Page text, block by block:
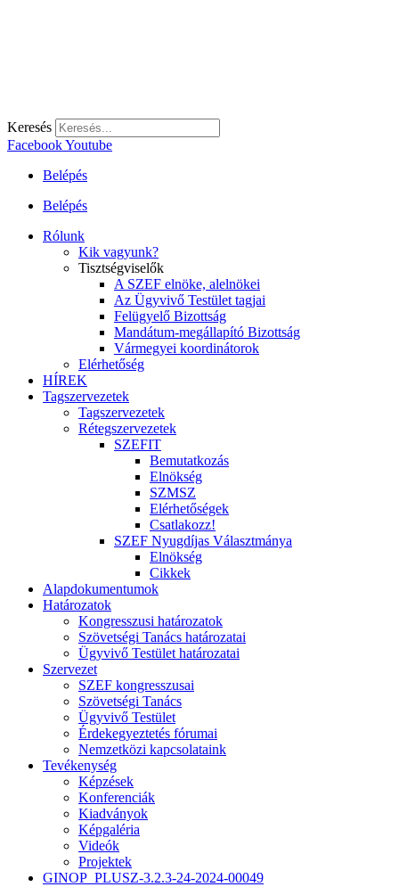
Keresés
FacebookYoutube
Belépés
Belépés
Rólunk
Kik vagyunk?
Tisztségviselők
A SZEF elnöke, alelnökei
Az Ügyvivő Testület tagjai
Felügyelő Bizottság
Mandátum-megállapító Bizottság
Vármegyei koordinátorok
Elérhetőség
HÍREK
Tagszervezetek
Tagszervezetek
Rétegszervezetek
SZEFIT
Bemutatkozás
Elnökség
SZMSZ
Elérhetőségek
Csatlakozz!
SZEF Nyugdíjas Választmánya
Elnökség
Cikkek
Alapdokumentumok
Határozatok
Kongresszusi határozatok
Szövetségi Tanács határozatai
Ügyvivő Testület határozatai
Szervezet
SZEF kongresszusai
Szövetségi Tanács
Ügyvivő Testület
Érdekegyeztetés fórumai
Nemzetközi kapcsolataink
Tevékenység
Képzések
Konferenciák
Kiadványok
Képgaléria
Videók
Projektek
GINOP_PLUSZ-3.2.3-24-2024-00049